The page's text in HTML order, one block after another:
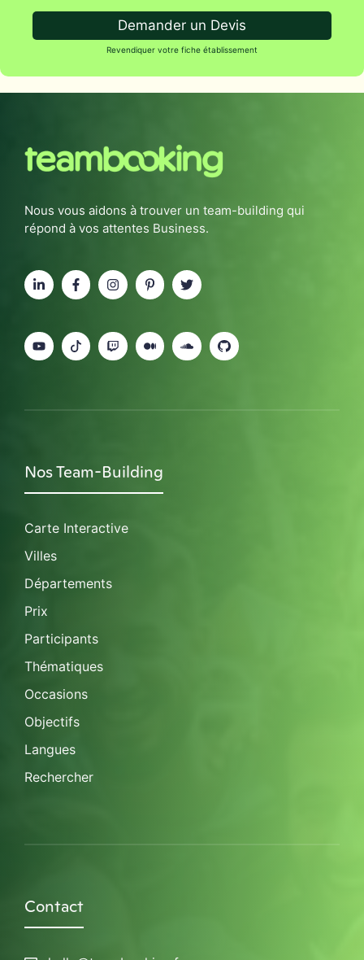
Demander un Devis
Revendiquer votre fiche établissement
Nous vous aidons à trouver un team-building qui
répond à vos attentes Business.
Nos Team-Building
Carte Interactive
Villes
Départements
Prix
Participants
Thématiques
Occasions
Objectifs
Langues
Rechercher
Contact